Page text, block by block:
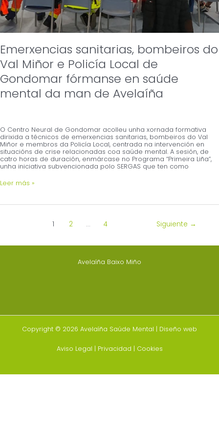
Emerxencias sanitarias, bombeiros do
Val Miñor e Policía Local de
Gondomar fórmanse en saúde
mental da man de Avelaíña
O Centro Neural de Gondomar acolleu unha xornada formativa
dirixida a técnicos de emerxencias sanitarias, bombeiros do Val
Miñor e membros da Policía Local, centrada na intervención en
situacións de crise relacionadas coa saúde mental. A sesión, de
catro horas de duración, enmárcase no Programa “Primeira Liña”,
unha iniciativa subvencionada polo SERGAS que ten como
Leer más »
1 2 … 4 Siguiente →
Avelaíña Baixo Miño
Copyright © 2026 Avelaíña Saúde Mental | Diseño web
Aviso Legal | Privacidad | Cookies